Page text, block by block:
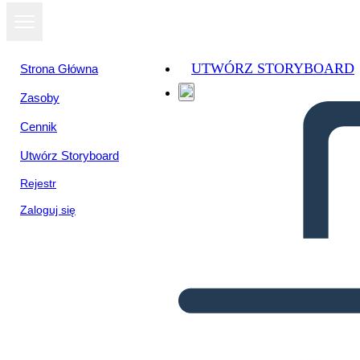
Strona Główna
Zasoby
Cennik
Utwórz Storyboard
Rejestr
Zaloguj się
UTWÓRZ STORYBOARD